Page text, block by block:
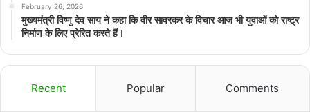
February 26, 2026
मुख्यमंत्री विष्णु देव साय ने कहा कि वीर सावरकर के विचार आज भी युवाओं को राष्ट्र
निर्माण के लिए प्रेरित करते हैं।
Recent Popular Comments